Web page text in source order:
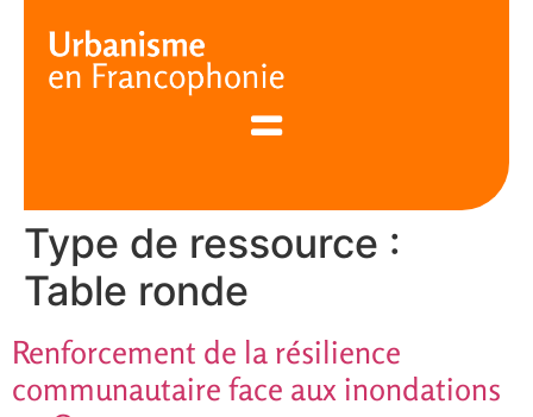
Type de ressource :
Table ronde
Renforcement de la résilience
communautaire face aux inondations